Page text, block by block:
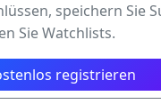
speichern Sie
Sie Watchlists.
registrieren